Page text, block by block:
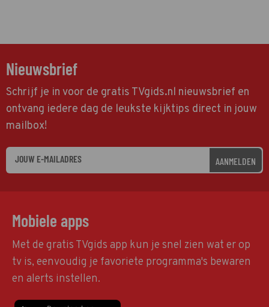
Nieuwsbrief
Schrijf je in voor de gratis TVgids.nl nieuwsbrief en
ontvang iedere dag de leukste kijktips direct in jouw
mailbox!
AANMELDEN
Mobiele apps
Met de gratis TVgids app kun je snel zien wat er op
tv is, eenvoudig je favoriete programma's bewaren
en alerts instellen.